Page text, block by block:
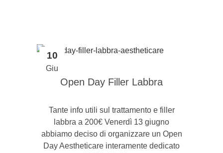
10
Giu
Open Day Filler Labbra
Tante info utili sul trattamento e filler
labbra a 200€ Venerdì 13 giugno
abbiamo deciso di organizzare un Open
Day Aestheticare interamente dedicato